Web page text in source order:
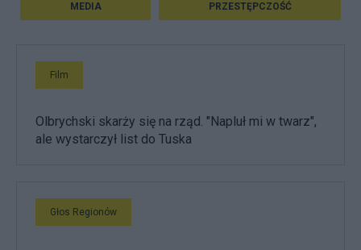
MEDIA PRZESTĘPCZOŚĆ
Film
Olbrychski skarży się na rząd. "Napluł mi w twarz",
ale wystarczył list do Tuska
Głos Regionów